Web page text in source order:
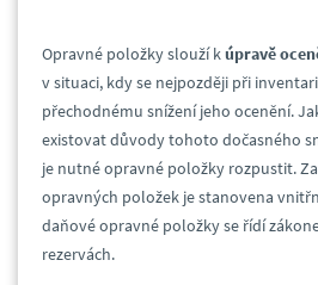
Opravné položky slouží kúpravě
v situaci, kdy se nejpozději při
přechodnému snížení jeho ocenění.
existovat důvody tohoto dočasného
je nutné opravné položky rozpustit.
opravných položek je stanovena
daňové opravné položky se řídí
rezervách.